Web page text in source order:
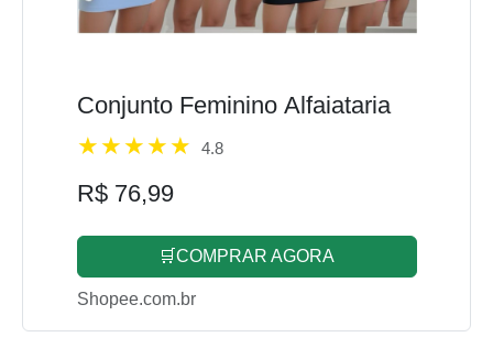
Conjunto Feminino Alfaiataria
4.8
R$ 76,99
🛒COMPRAR AGORA
Shopee.com.br